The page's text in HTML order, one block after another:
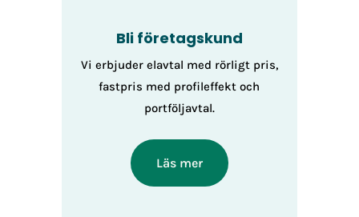
Bli företagskund
Vi erbjuder elavtal med rörligt pris,
fastpris med profileffekt och
portföljavtal.
Läs mer